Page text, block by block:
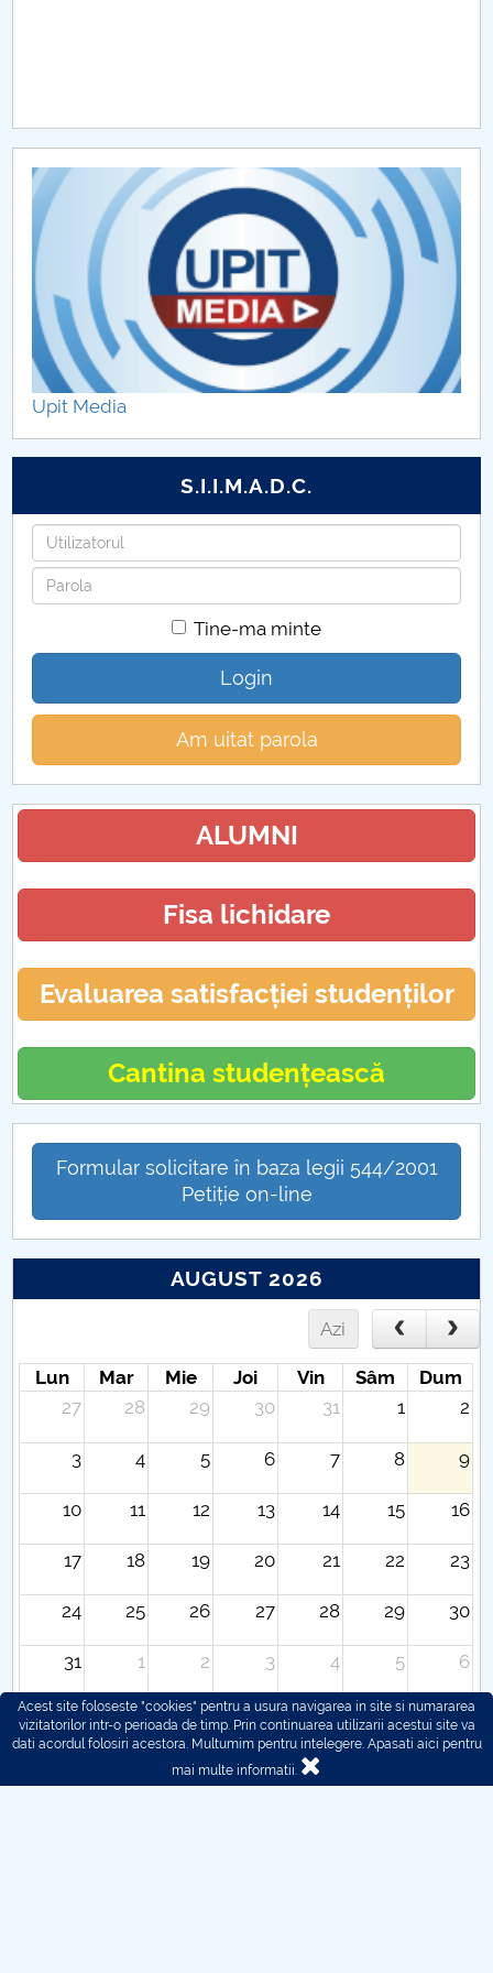
Upit Media
S.I.I.M.A.D.C.
Utilizatorul
Parola
Tine-ma minte
Login
Am uitat parola
ALUMNI
Fisa lichidare
Evaluarea satisfacției studenților
Cantina studențească
Formular solicitare în baza legii 544/2001
Petiție on-line
AUGUST 2026
Azi
Lun Mar Mie Joi Vin Sâm
Dum
27
28 29 30 31 1 2
3 4 5 6 7 8 9
10 11 12 13 14 15 16
17 18 19 20 21 22 23
24 25 26 27 28 29 30
31 1 2 3 4 5 6
Acest site foloseste "cookies" pentru a usura navigarea in site si numararea
vizitatorilor intr-o perioada de timp. Prin continuarea utilizarii acestui site va
dati acordul folosiri acestora. Multumim pentru intelegere. Apasati aici pentru
mai multe informatii.